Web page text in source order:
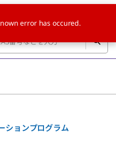
ションプログラム
error has occured.